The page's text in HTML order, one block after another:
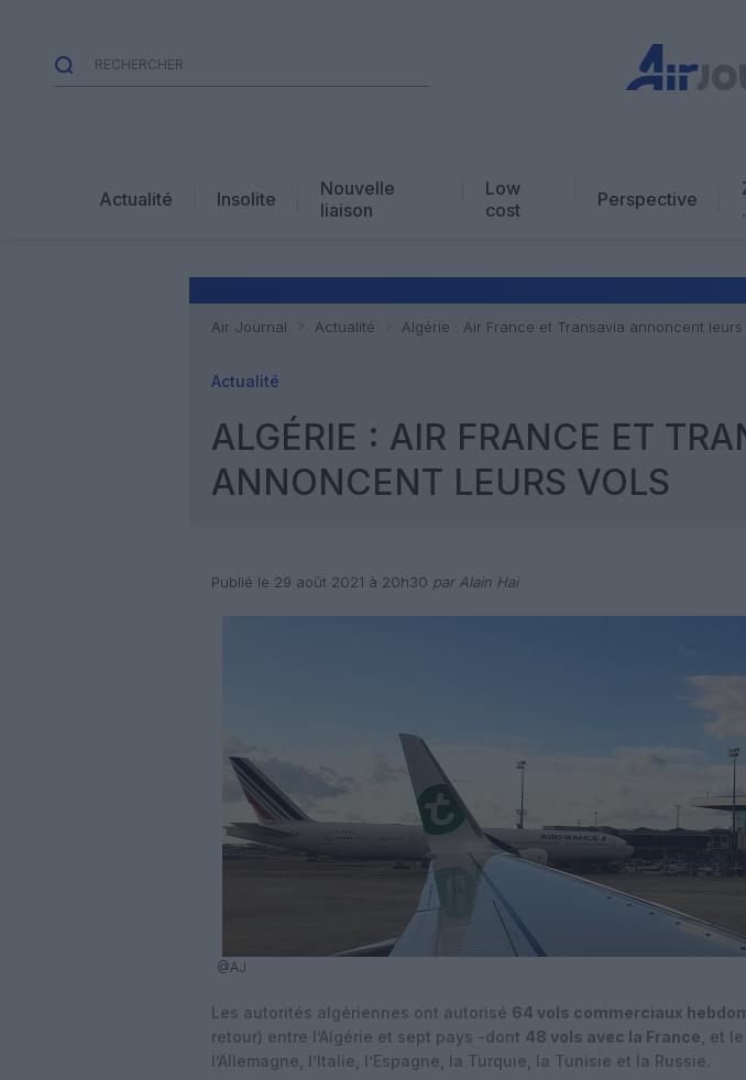
Actualité Insolite
Nouvelle
liaison
Low
cost
Perspective
Air Journal Actualité Algérie : Air France et Transavia annoncent leurs
Actualité
ALGÉRIE : AIR FRANCE ET
ANNONCENT LEURS VOLS
Publié le 29 août 2021 à 20h30 par Alain Hai
@AJ
Les autorités algériennes ont autorisé 64 vols commerciaux
retour) entre l’Algérie et sept pays -dont 48 vols avec la France , et
l’Allemagne, l’Italie, l’Espagne, la Turquie, la Tunisie et la Russie.